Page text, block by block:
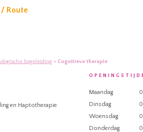
Route
begeleiding » Cognitieve therapie
en Haptotherapie
Maandag
Dinsdag
Woensdag
Donderdag